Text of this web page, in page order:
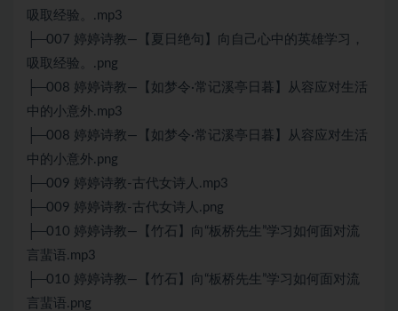
吸取经验。.mp3
├─007 婷婷诗教—【夏日绝句】向自己心中的英雄学习，
吸取经验。.png
├─008 婷婷诗教—【如梦令·常记溪亭日暮】从容应对生活
中的小意外.mp3
├─008 婷婷诗教—【如梦令·常记溪亭日暮】从容应对生活
中的小意外.png
├─009 婷婷诗教-古代女诗人.mp3
├─009 婷婷诗教-古代女诗人.png
├─010 婷婷诗教—【竹石】向“板桥先生”学习如何面对流
言蜚语.mp3
├─010 婷婷诗教—【竹石】向“板桥先生”学习如何面对流
言蜚语.png